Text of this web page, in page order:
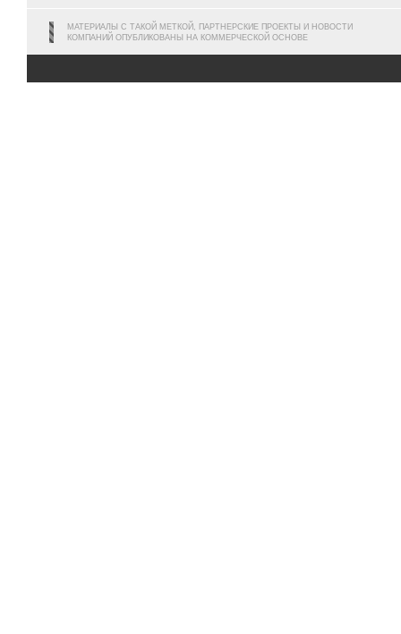
МАТЕРИАЛЫ С ТАКОЙ МЕТКОЙ, ПАРТНЕРСКИЕ ПРОЕКТЫ И НОВОСТИ
КОМПАНИЙ ОПУБЛИКОВАНЫ НА КОММЕРЧЕСКОЙ ОСНОВЕ